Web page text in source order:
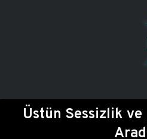
Üstün Sessizlik